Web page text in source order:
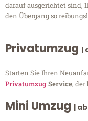
darauf ausgerichtet sind,
den Übergang so
Privatumzug |
Starten Sie Ihren
PrivatumzugService, der
Mini Umzug |